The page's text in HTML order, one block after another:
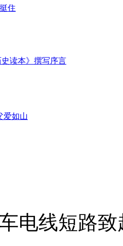
住
读本》撰写序言
爱如山
军衔警衔仪式
线短路致